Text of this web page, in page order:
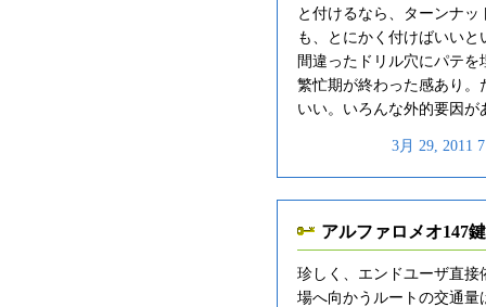
と付けるなら、ターンナ
も、とにかく付けばいい
間違ったドリル穴にパテ
繁忙期が終わった感あり
いい。いろんな外的要因
3月 29, 2011
アルファロメオ147
珍しく、エンドユーザ直接
場へ向かうルートの交通量